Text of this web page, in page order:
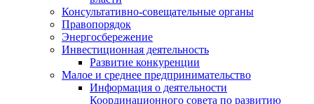
Консультативно-совещательные органы
Правопорядок
Энергосбережение
Инвестиционная деятельность
Развитие конкуренции
Малое и среднее предпринимательство
Информация о деятельности
Координационного совета по развитию